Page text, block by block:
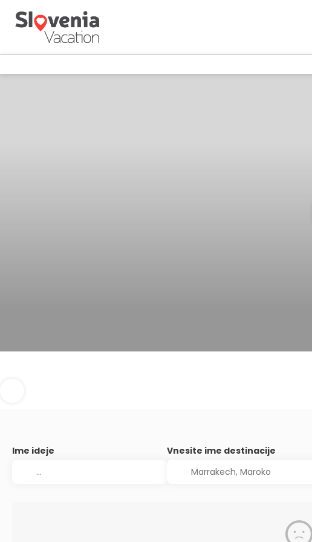
Ime ideje Vnesite ime destinacije